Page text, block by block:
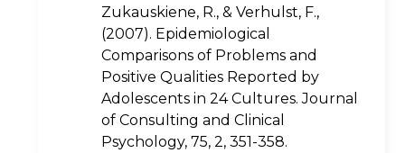
Zukauskiene, R., & Verhulst, F.,
(2007). Epidemiological
Comparisons of Problems and
Positive Qualities Reported by
Adolescents in 24 Cultures. Journal
of Consulting and Clinical
Psychology, 75, 2, 351-358.